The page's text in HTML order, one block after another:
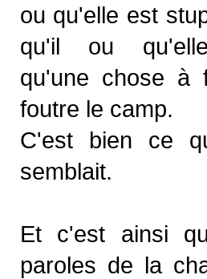
ou qu'elle est
qu'il ou
qu'une chose à
foutre le camp.
C'est bien ce
semblait.
Et c'est ainsi
paroles de la